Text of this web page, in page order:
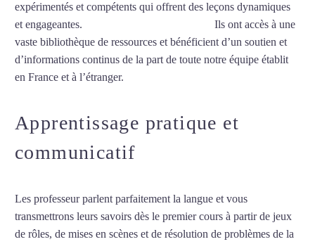
expérimentés et compétents qui offrent des leçons dynamiques
et engageantes.
Ils ont accès à une
vaste bibliothèque de ressources et bénéficient d’un soutien et
d’informations continus de la part de toute notre équipe établit
en France et à l’étranger.
Apprentissage pratique et
communicatif
Les professeur parlent parfaitement la langue et vous
transmettrons leurs savoirs dès le premier cours à partir de jeux
de rôles, de mises en scènes et de résolution de problèmes de la